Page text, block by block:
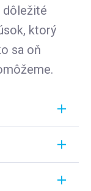
dôležité
ktorý
sa oň
a
momentálne
VNÚTORNÝ